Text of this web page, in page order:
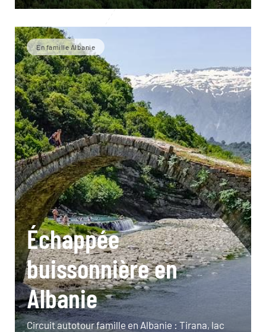
En famille Albanie
Échappée
buissonnière en
Albanie
Circuit autotour famille en Albanie : Tirana, lac